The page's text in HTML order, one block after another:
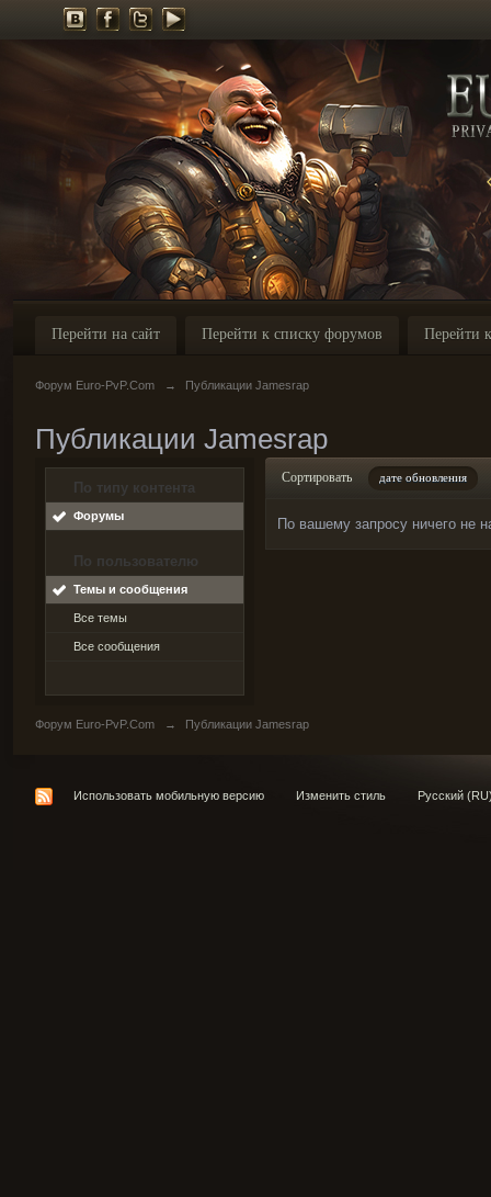
Перейти на сайт Перейти к списку форумов Перейти
Форум Euro-PvP.Com → Публикации Jamesrap
Публикации Jamesrap
По типу контента
Форумы
По пользователю
Темы и сообщения
Все темы
Все сообщения
Сортировать дате обновления
По вашему запросу ничего не
Форум Euro-PvP.Com → Публикации Jamesrap
Использовать мобильную версию Изменить стиль Русский